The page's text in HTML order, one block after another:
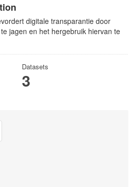
digitale transparantie door
jagen en het hergebruik hiervan te
Datasets
3